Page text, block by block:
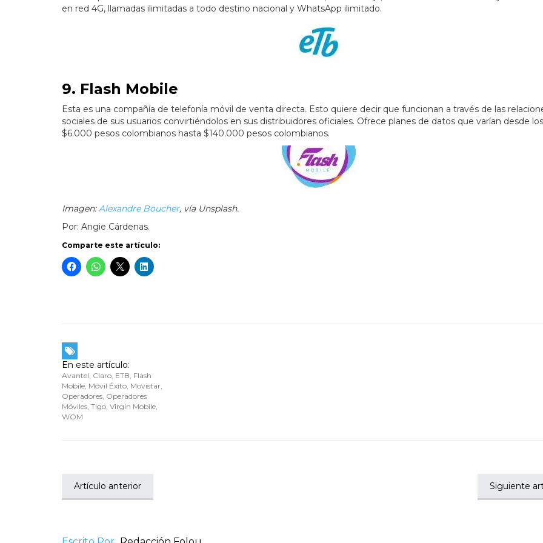
en red 4G, llamadas ilimitadas a todo destino nacional y WhatsApp ilimitado.
9. Flash Mobile
Esta es una compañía de telefonía móvil de venta directa. Esto quiere decir que funcionan a través de las
sociales de sus usuarios convirtiéndolos en sus distribuidores oficiales. Ofrece planes de datos que varían desde los
$6.000 pesos colombianos hasta $140.000 pesos colombianos.
Imagen:Alexandre Boucher, vía Unsplash.
Por: Angie Cárdenas.
Comparte este artículo:
En este artículo:
Avantel Claro ETB Flash
Mobile Móvil Éxito Movistar
Operadores Operadores
Móviles Tigo Virgin Mobile
WOM
Artículo anterior Siguiente